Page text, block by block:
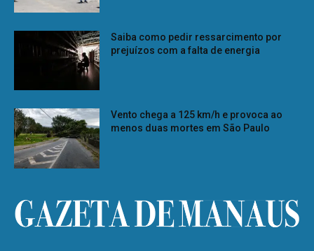
Saiba como pedir ressarcimento por
prejuízos com a falta de energia
Vento chega a 125 km/h e provoca ao
menos duas mortes em São Paulo